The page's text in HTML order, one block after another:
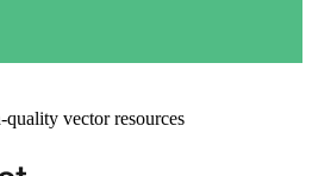
vector resources